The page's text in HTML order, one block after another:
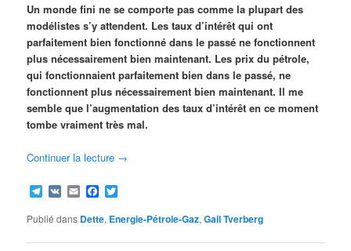
Un monde fini ne se comporte pas comme la plupart des
modélistes s’y attendent. Les taux d’intérêt qui ont
parfaitement bien fonctionné dans le passé ne fonctionnent
plus nécessairement bien maintenant. Les prix du pétrole,
qui fonctionnaient parfaitement bien dans le passé, ne
fonctionnent plus nécessairement bien maintenant. Il me
semble que l’augmentation des taux d’intérêt en ce moment
tombe vraiment très mal.
Continuer la lecture →
Telegram
VK EmailFacebook
Publié dans Dette, Energie-Pétrole-Gaz,Gail Tverberg